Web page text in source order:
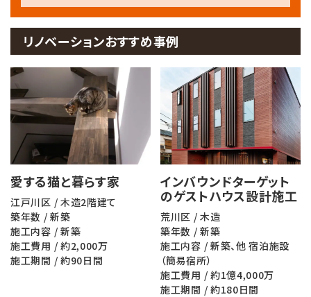
リノベーションおすすめ事例
愛する猫と暮らす家
江戸川区 / 木造2階建て
築年数 / 新築
施工内容 / 新築
施工費用 / 約2,000万
施工期間 / 約90日間
インバウンドターゲット
のゲストハウス設計施工
荒川区 / 木造
築年数 / 新築
施工内容 / 新築、他 宿泊施設
（簡易宿所）
施工費用 / 約1億4,000万
施工期間 / 約180日間